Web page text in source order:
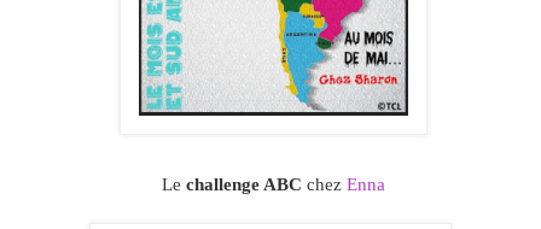
Le challenge ABC chez Enna